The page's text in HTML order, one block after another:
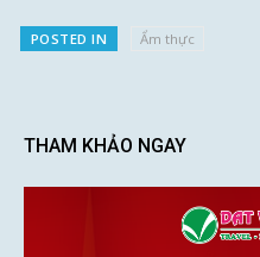
POSTED IN Ẩm thực
THAM KHẢO NGAY